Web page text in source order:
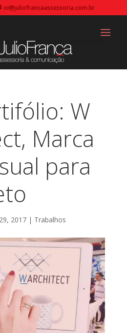
oi@juliofrancaassessoria.com.br
W
Marca
para
2017| Trabalhos